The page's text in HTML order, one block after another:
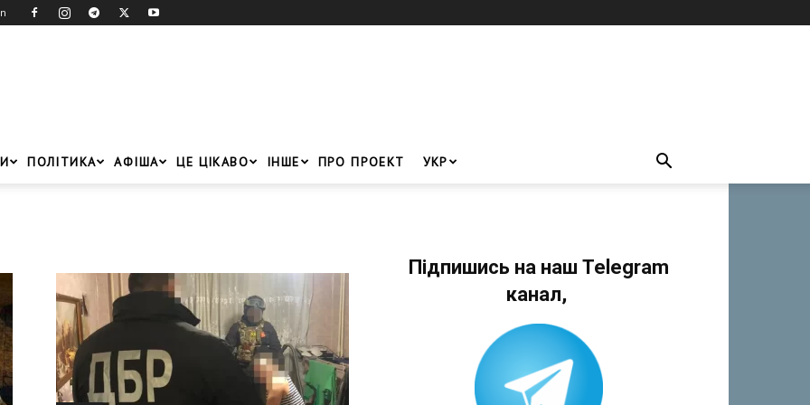
ПОЛІТИКА АФІША ЦЕ ЦІКАВО ІНШЕ ПРО ПРОЕКТ УКР
Підпишись на наш Telegram
канал,